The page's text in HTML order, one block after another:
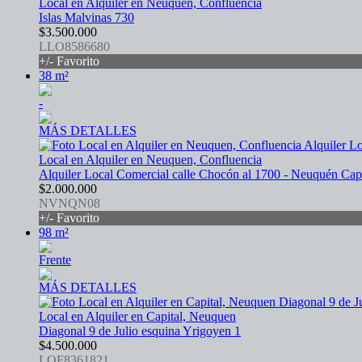
Local en Alquiler en Neuquen, Confluencia
Islas Malvinas 730
$3.500.000
LLO8586680
+/- Favorito
38 m²
-
MÁS DETALLES
Local en Alquiler en Neuquen, Confluencia
Alquiler Local Comercial calle Chocón al 1700 - Neuquén
$2.000.000
NVNQN08
+/- Favorito
98 m²
Frente
MÁS DETALLES
Local en Alquiler en Capital, Neuquen
Diagonal 9 de Julio esquina Yrigoyen 1
$4.500.000